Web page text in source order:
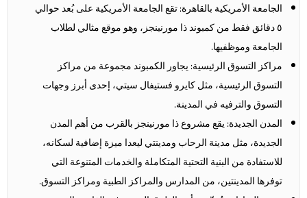
الجامعة الأمريكية بالقاهرة: تقع الجامعة الأمريكية على بُعد حوالي
٥ دقائق فقط من كمبوند ذا مورنينجز، وهو موقع مثالي لطلاب
الجامعة وموظفيها.
مراكز التسوق الرئيسية: يجاور الكمبوند مجموعة من مراكز
التسوق الرئيسية، مثل كايرو فستيفال سيتي، إحدى أبرز وجهات
التسوق والترفيه في المدينة.
المدن الجديدة: يقع مشروع ذا مورنينجز بالقرب من أهم المدن
الجديدة، مثل مدينة الرحاب ومدينتي ليعدا ميزة إضافية لسكانه،
للاستفادة من البنية التحتية المتكاملة والخدمات المتنوعة التي
توفرها المدينتين، من المدارس والمراكز الطبية ومراكز التسوق.